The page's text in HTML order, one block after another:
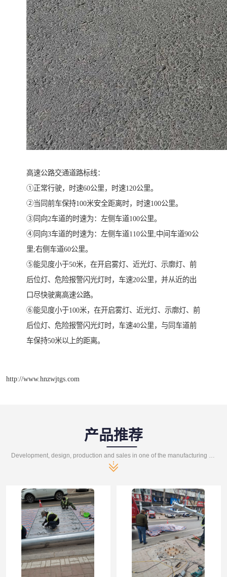
高速公路交通道路标线：
①正常行驶，时速60公里，时速120公里。
②当同前车保持100米安全距离时，时速100公里。
③同向2车道的时速为：左侧车道100公里。
④同向3车道的时速为：左侧车道110公里;中间车道90公
里;右侧车道60公里。
⑤能见度小于50米，在开启雾灯、近光灯、示廓灯、前
后位灯、危险报警闪光灯时，车速20公里，并从近的出
口尽快驶离高速公路。
⑥能见度小于100米，在开启雾灯、近光灯、示廓灯、前
后位灯、危险报警闪光灯时，车速40公里，与同车道前
车保持50米以上的距离。
http://www.hnzwjtgs.com
产品推荐